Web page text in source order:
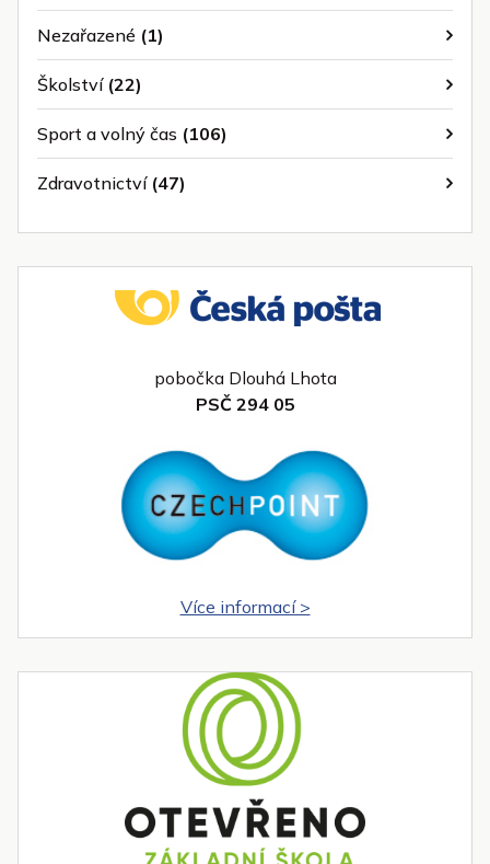
Nezařazené (1)
Školství(22)
Sport a volný čas (106)
Zdravotnictví(47)
pobočka Dlouhá Lhota
PSČ 294 05
Více informací >